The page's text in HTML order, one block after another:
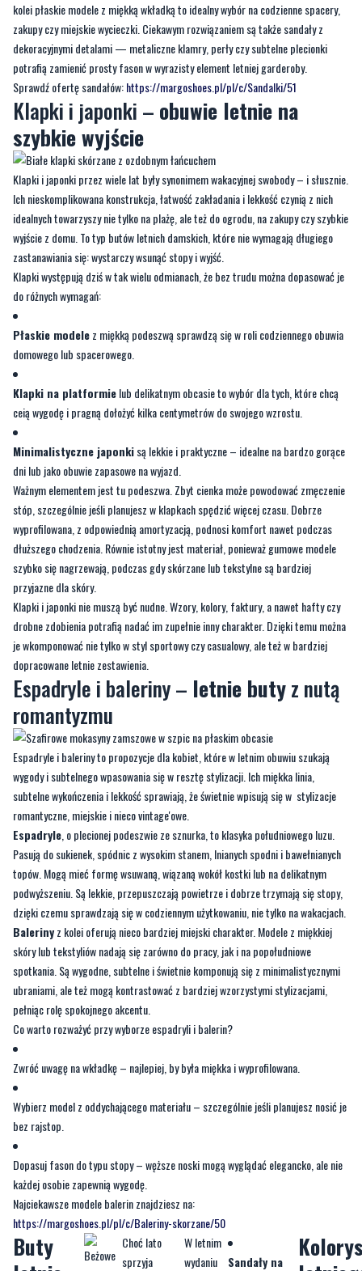
kolei płaskie modele z miękką wkładką to idealny wybór na codzienne spacery,
zakupy czy miejskie wycieczki. Ciekawym rozwiązaniem są także sandały z
dekoracyjnymi detalami — metaliczne klamry, perły czy subtelne plecionki
potrafią zamienić prosty fason w wyrazisty element letniej garderoby.
Sprawdź ofertę sandałów:https://margoshoes.pl/pl/c/Sandalki/51
Klapki i japonki – obuwie letnie na
szybkie wyjście
Klapki i japonki przez wiele lat były synonimem wakacyjnej swobody – i słusznie.
Ich nieskomplikowana konstrukcja, łatwość zakładania i lekkość czynią z nich
idealnych towarzyszy nie tylko na plażę, ale też do ogrodu, na zakupy czy szybkie
wyjście z domu. To typ butów letnich damskich, które nie wymagają długiego
zastanawiania się: wystarczy wsunąć stopy i wyjść.
Klapki występują dziś w tak wielu odmianach, że bez trudu można dopasować je
do różnych wymagań:
Płaskie modelez miękką podeszwą sprawdzą się w roli codziennego obuwia
domowego lub spacerowego.
Klapki na platformielub delikatnym obcasie to wybór dla tych, które chcą
ceią wygodę i pragną dołożyć kilka centymetrów do swojego wzrostu.
Minimalistyczne japonkisą lekkie i praktyczne – idealne na bardzo gorące
dni lub jako obuwie zapasowe na wyjazd.
Ważnym elementem jest tu podeszwa. Zbyt cienka może powodować zmęczenie
stóp, szczególnie jeśli planujesz w klapkach spędzić więcej czasu. Dobrze
wyprofilowana, z odpowiednią amortyzacją, podnosi komfort nawet podczas
dłuższego chodzenia. Równie istotny jest materiał, ponieważ gumowe modele
szybko się nagrzewają, podczas gdy skórzane lub tekstylne są bardziej
przyjazne dla skóry.
Klapki i japonki nie muszą być nudne. Wzory, kolory, faktury, a nawet hafty czy
drobne zdobienia potrafią nadać im zupełnie inny charakter. Dzięki temu można
je wkomponować nie tylko w styl sportowy czy casualowy, ale też w bardziej
dopracowane letnie zestawienia.
Espadryle i baleriny – letnie butyz nutą
romantyzmu
Espadryle i baleriny to propozycje dla kobiet, które w letnim obuwiu szukają
wygody i subtelnego wpasowania się w resztę stylizacji. Ich miękka linia,
subtelne wykończenia i lekkość sprawiają, że świetnie wpisują się w stylizacje
romantyczne, miejskie i nieco vintage'owe.
Espadryle , o plecionej podeszwie ze sznurka, to klasyka południowego luzu.
Pasują do sukienek, spódnic z wysokim stanem, lnianych spodni i bawełnianych
topów. Mogą mieć formę wsuwaną, wiązaną wokół kostki lub na delikatnym
podwyższeniu. Są lekkie, przepuszczają powietrze i dobrze trzymają się stopy,
dzięki czemu sprawdzają się w codziennym użytkowaniu, nie tylko na wakacjach.
Balerinyz kolei oferują nieco bardziej miejski charakter. Modele z miękkiej
skóry lub tekstyliów nadają się zarówno do pracy, jak i na popołudniowe
spotkania. Są wygodne, subtelne i świetnie komponują się z minimalistycznymi
ubraniami, ale też mogą kontrastować z bardziej wzorzystymi stylizacjami,
pełniąc rolę spokojnego akcentu.
Co warto rozważyć przy wyborze espadryli i balerin?
Zwróć uwagę na wkładkę – najlepiej, by była miękka i wyprofilowana.
Wybierz model z oddychającego materiału – szczególnie jeśli planujesz nosić je
bez rajstop.
Dopasuj fason do typu stopy – węższe noski mogą wyglądać elegancko, ale nie
każdej osobie zapewnią wygodę.
Najciekawsze modele balerin znajdziesz na:
https://margoshoes.pl/pl/c/Baleriny-skorzane/50
Buty
Choć lato
sprzyja
W letnim
wydaniu
Sandały na